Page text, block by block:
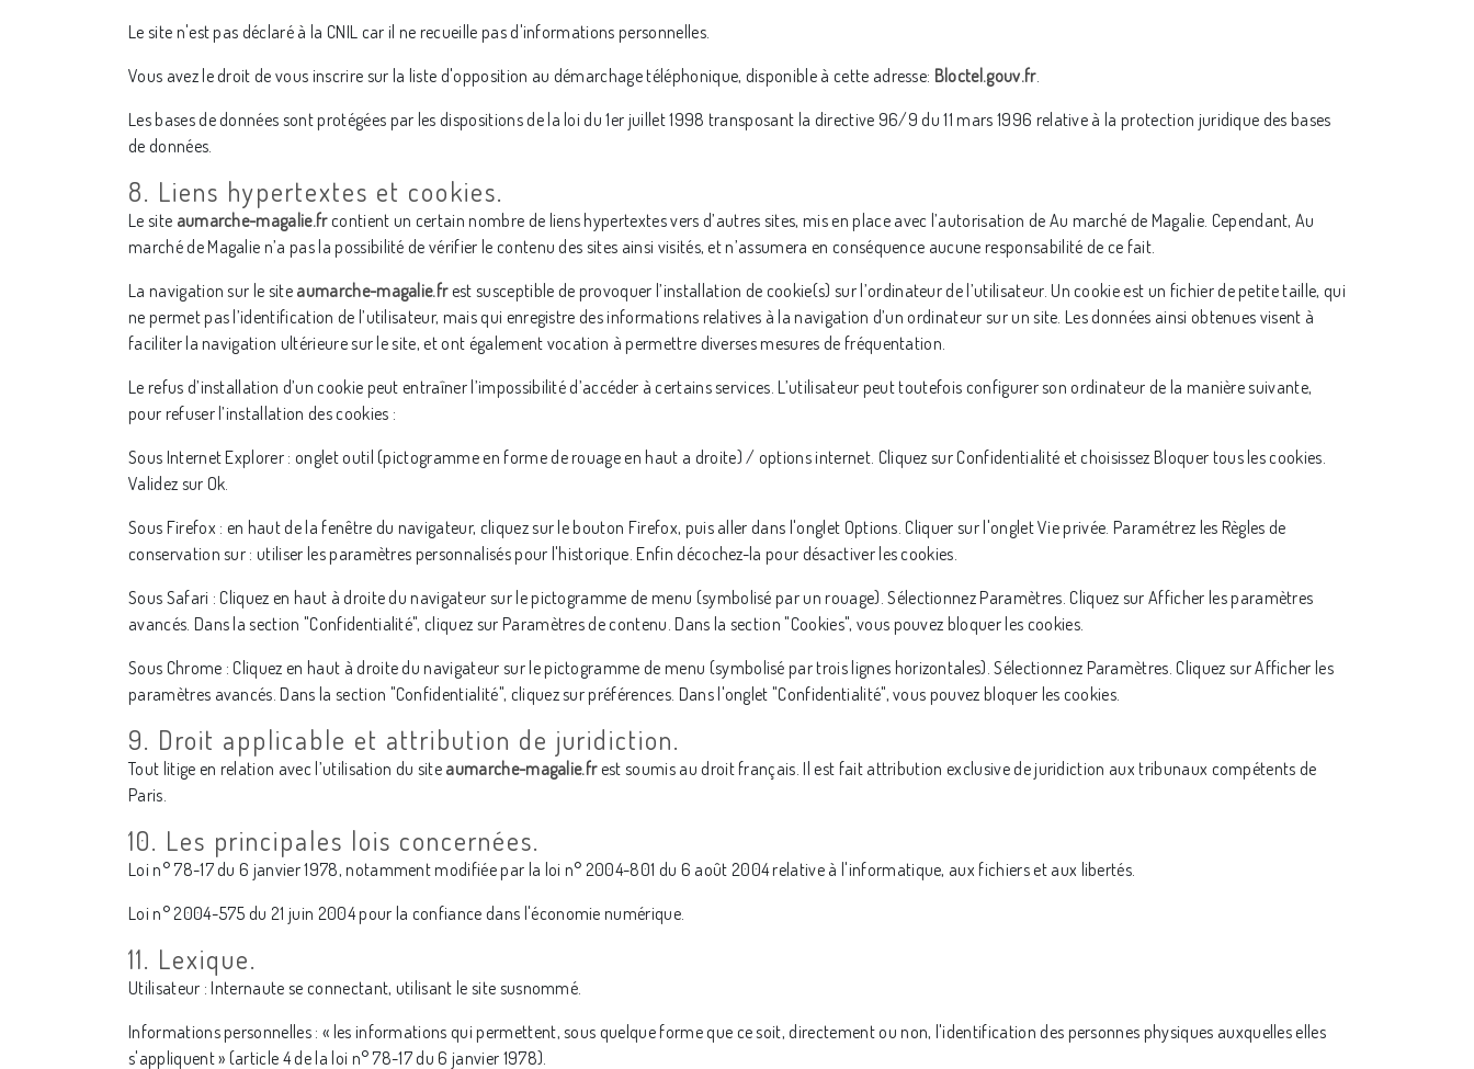
Le site n'est pas déclaré à la CNIL car il ne recueille pas d'informations personnelles.
Vous avez le droit de vous inscrire sur la liste d'opposition au démarchage téléphonique, disponible à cette adresse: Bloctel.gouv.fr.
Les bases de données sont protégées par les dispositions de la loi du 1er juillet 1998 transposant la directive 96/9 du 11 mars 1996 relative à la protection juridique des bases
de données.
8. Liens hypertextes et cookies.
Le site aumarche-magalie.frcontient un certain nombre de liens hypertextes vers d’autres sites, mis en place avec l’autorisation de Au marché de Magalie. Cependant, Au
marché de Magalie n’a pas la possibilité de vérifier le contenu des sites ainsi visités, et n’assumera en conséquence aucune responsabilité de ce fait.
La navigation sur le site aumarche-magalie.frest susceptible de provoquer l’installation de cookie(s) sur l’ordinateur de l’utilisateur. Un cookie est un fichier de petite taille, qui
ne permet pas l’identification de l’utilisateur, mais qui enregistre des informations relatives à la navigation d’un ordinateur sur un site. Les données ainsi obtenues visent à
faciliter la navigation ultérieure sur le site, et ont également vocation à permettre diverses mesures de fréquentation.
Le refus d’installation d’un cookie peut entraîner l’impossibilité d’accéder à certains services. L’utilisateur peut toutefois configurer son ordinateur de la manière suivante,
pour refuser l’installation des cookies :
Sous Internet Explorer : onglet outil (pictogramme en forme de rouage en haut a droite) / options internet. Cliquez sur Confidentialité et choisissez Bloquer tous les cookies.
Validez sur Ok.
Sous Firefox : en haut de la fenêtre du navigateur, cliquez sur le bouton Firefox, puis aller dans l'onglet Options. Cliquer sur l'onglet Vie privée. Paramétrez les Règles de
conservation sur : utiliser les paramètres personnalisés pour l'historique. Enfin décochez-la pour désactiver les cookies.
Sous Safari : Cliquez en haut à droite du navigateur sur le pictogramme de menu (symbolisé par un rouage). Sélectionnez Paramètres. Cliquez sur Afficher les paramètres
avancés. Dans la section "Confidentialité", cliquez sur Paramètres de contenu. Dans la section "Cookies", vous pouvez bloquer les cookies.
Sous Chrome : Cliquez en haut à droite du navigateur sur le pictogramme de menu (symbolisé par trois lignes horizontales). Sélectionnez Paramètres. Cliquez sur Afficher les
paramètres avancés. Dans la section "Confidentialité", cliquez sur préférences. Dans l'onglet "Confidentialité", vous pouvez bloquer les cookies.
9. Droit applicable et attribution de juridiction.
Tout litige en relation avec l’utilisation du site aumarche-magalie.frest soumis au droit français. Il est fait attribution exclusive de juridiction aux tribunaux compétents de
Paris.
10. Les principales lois concernées.
Loi n° 78-17 du 6 janvier 1978, notamment modifiée par la loi n° 2004-801 du 6 août 2004 relative à l'informatique, aux fichiers et aux libertés.
Loi n° 2004-575 du 21 juin 2004 pour la confiance dans l'économie numérique.
11. Lexique.
Utilisateur : Internaute se connectant, utilisant le site susnommé.
Informations personnelles : « les informations qui permettent, sous quelque forme que ce soit, directement ou non, l'identification des personnes physiques auxquelles elles
s'appliquent » (article 4 de la loi n° 78-17 du 6 janvier 1978).